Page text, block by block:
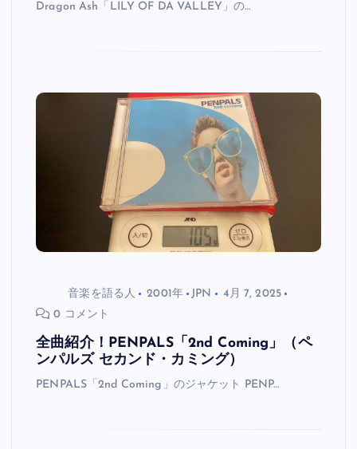
Dragon Ash「LILY OF DA VALLEY」の…
音楽を語る人 2001年 JPN
4月 7, 2025
0 コメント
全曲紹介！PENPALS「2nd Coming」（ペ
ンパルズ セカンド・カミング）
PENPALS「2nd Coming」のジャケット PENP…